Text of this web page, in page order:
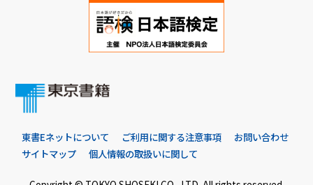
東書Eネットについて ご利用に関する注意事項
お問い合わせ
サイトマップ
個人情報の取扱いに関して